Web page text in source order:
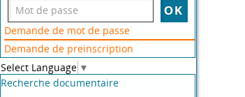
Demande de mot de passe
Demande de preinscription
Select Language ▼
Recherche documentaire